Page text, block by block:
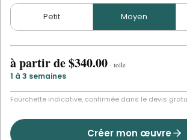
Petit Moyen
à partir de$340.00 · toile
1 à 3 semaines
Fourchette indicative, confirmée dans le devis
Créer mon œuvre